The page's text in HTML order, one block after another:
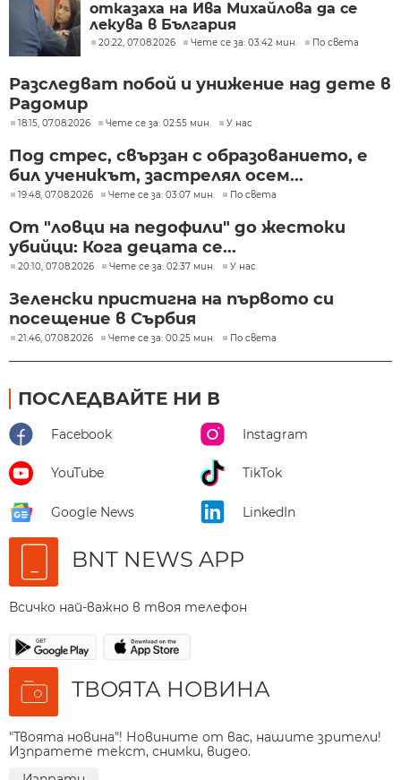
отказаха на Ива Михайлова да се
лекува в България
20:22, 07.08.2026 Чете се за: 03:42 мин. По света
Разследват побой и унижение над дете в
Радомир
18:15, 07.08.2026 Чете се за: 02:55 мин. У нас
Под стрес, свързан с образованието, е
бил ученикът, застрелял осем...
19:48, 07.08.2026 Чете се за: 03:07 мин. По света
От "ловци на педофили" до жестоки
убийци: Кога децата се...
20:10, 07.08.2026 Чете се за: 02:37 мин. У нас
Зеленски пристигна на първото си
посещение в Сърбия
21:46, 07.08.2026 Чете се за: 00:25 мин. По света
ПОСЛЕДВАЙТЕ НИ В
Facebook Instagram
YouTube TikTok
Google News LinkedIn
BNT NEWS APP
Всичко най-важно в твоя телефон
ТВОЯТА НОВИНА
"Твоята новина"! Новините от вас, нашите зрители!
Изпратете текст, снимки, видео.